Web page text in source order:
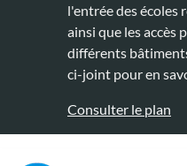
l'entrée des écoles
ainsi que les accès
différents
ci-joint pour en
Consulter le plan